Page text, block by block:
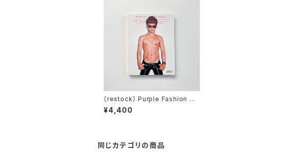
〔restock〕 Purple Fashion Ma
gazine Fall Winter 2007/200
8 volume 3, issue 8
¥4,400
同じカテゴリの商品